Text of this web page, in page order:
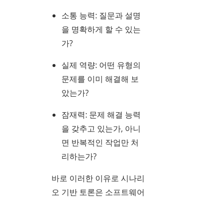
소통 능력: 질문과 설명
을 명확하게 할 수 있는
가?
실제 역량: 어떤 유형의
문제를 이미 해결해 보
았는가?
잠재력: 문제 해결 능력
을 갖추고 있는가, 아니
면 반복적인 작업만 처
리하는가?
바로 이러한 이유로 시나리
오 기반 토론은 소프트웨어